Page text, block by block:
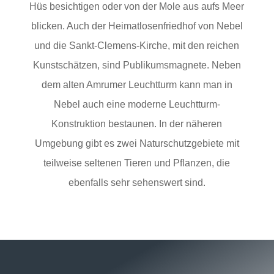
Hüs besichtigen oder von der Mole aus aufs Meer
blicken. Auch der Heimatlosenfriedhof von Nebel
und die Sankt-Clemens-Kirche, mit den reichen
Kunstschätzen, sind Publikumsmagnete. Neben
dem alten Amrumer Leuchtturm kann man in
Nebel auch eine moderne Leuchtturm-
Konstruktion bestaunen. In der näheren
Umgebung gibt es zwei Naturschutzgebiete mit
teilweise seltenen Tieren und Pflanzen, die
ebenfalls sehr sehenswert sind.